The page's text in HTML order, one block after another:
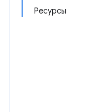
Ресурсы